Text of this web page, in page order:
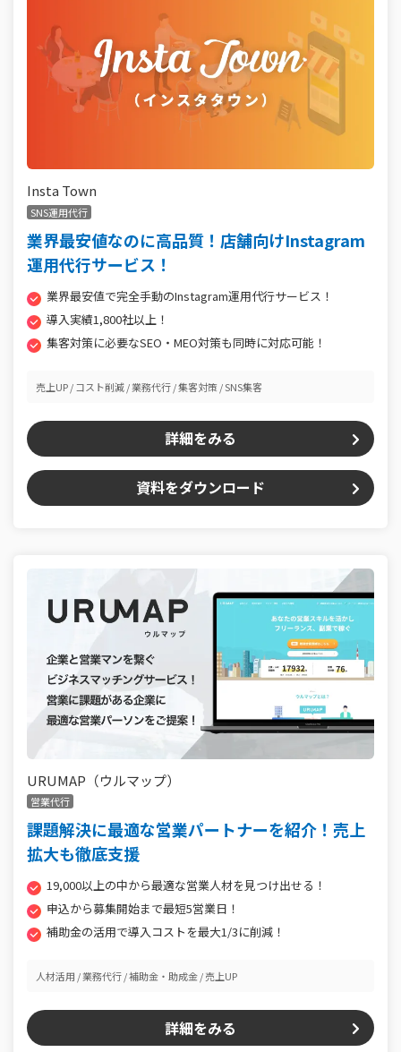
Insta Town
SNS運用代行
業界最安値なのに高品質！店舗向けInstagram
運用代行サービス！
業界最安値で完全手動のInstagram運用代行サービス！
導入実績1,800社以上！
集客対策に必要なSEO・MEO対策も同時に対応可能！
売上UP コスト削減 業務代行 集客対策 SNS集客
詳細をみる
資料をダウンロード
URUMAP（ウルマップ）
営業代行
課題解決に最適な営業パートナーを紹介！売上
拡大も徹底支援
19,000以上の中から最適な営業人材を見つけ出せる！
申込から募集開始まで最短5営業日！
補助金の活用で導入コストを最大1/3に削減！
人材活用 業務代行 補助金・助成金 売上UP
詳細をみる